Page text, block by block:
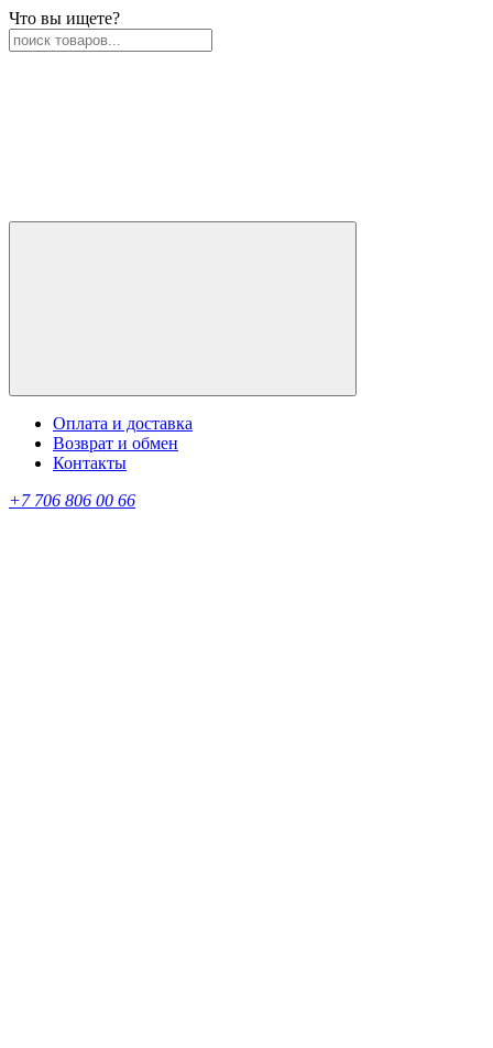
Что вы ищете?
Оплата и доставка
Возврат и обмен
Контакты
+7 706 806 00 66